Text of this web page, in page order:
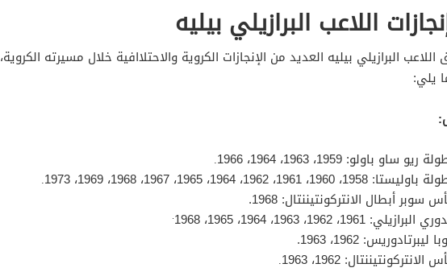
اللاعب البرازيلي بيليه
البرازيلي بيليه العديد من الإنجازات الكروية والاحتلاافية خلال مسيرته الكروية،
يلي:
ريو ساو باولو: 1959، 1963، 1964، 1966
.
1958، 1960، 1961، 1962، 1964، 1965، 1967، 1968، 1969، 1973 .
سوبر أبطال الانتركونتيننتال: 1968.
البرازيلي: 1961، 1962، 1963، 1964، 1965، 1968
.
ليبرتادوريس: 1962، 1963.
الانتركونتيننتال: 1962، 1963
.